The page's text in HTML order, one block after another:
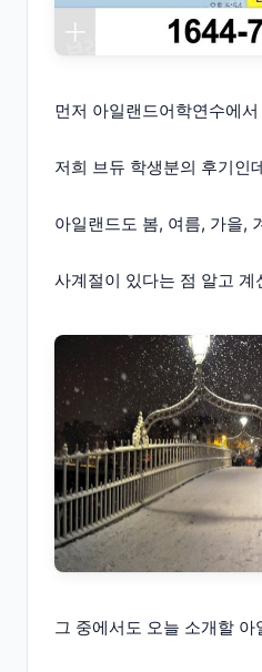
먼저 아일랜드어학연수에
저희 브듀 학생분의 후기인
아일랜드도 봄, 여름, 가을,
사계절이 있다는 점 알고 계
그 중에서도 오늘 소개할 아